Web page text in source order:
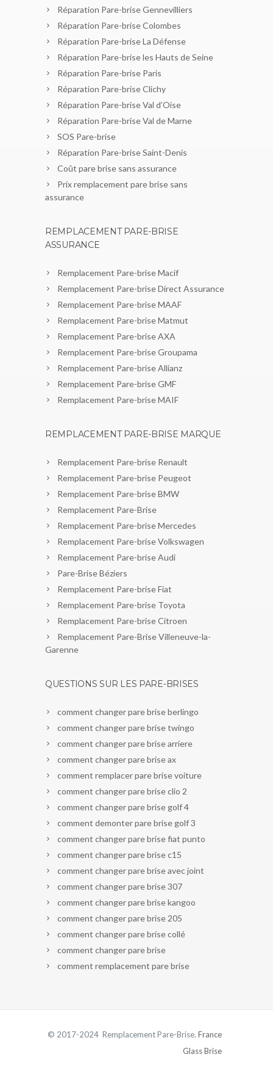
Réparation Pare-brise Gennevilliers
Réparation Pare-brise Colombes
Réparation Pare-brise La Défense
Réparation Pare-brise les Hauts de Seine
Réparation Pare-brise Paris
Réparation Pare-brise Clichy
Réparation Pare-brise Val d’Oise
Réparation Pare-brise Val de Marne
SOS Pare-brise
Réparation Pare-brise Saint-Denis
Coût pare brise sans assurance
Prix remplacement pare brise sans
assurance
REMPLACEMENT PARE-BRISE
ASSURANCE
Remplacement Pare-brise Macif
Remplacement Pare-brise Direct Assurance
Remplacement Pare-brise MAAF
Remplacement Pare-brise Matmut
Remplacement Pare-brise AXA
Remplacement Pare-brise Groupama
Remplacement Pare-brise Allianz
Remplacement Pare-brise GMF
Remplacement Pare-brise MAIF
REMPLACEMENT PARE-BRISE MARQUE
Remplacement Pare-brise Renault
Remplacement Pare-brise Peugeot
Remplacement Pare-brise BMW
Remplacement Pare-Brise
Remplacement Pare-brise Mercedes
Remplacement Pare-brise Volkswagen
Remplacement Pare-brise Audi
Pare-Brise Béziers
Remplacement Pare-brise Fiat
Remplacement Pare-brise Toyota
Remplacement Pare-brise Citroen
Remplacement Pare-Brise Villeneuve-la-
Garenne
QUESTIONS SUR LES PARE-BRISES
comment changer pare brise berlingo
comment changer pare brise twingo
comment changer pare brise arriere
comment changer pare brise ax
comment remplacer pare brise voiture
comment changer pare brise clio 2
comment changer pare brise golf 4
comment demonter pare brise golf 3
comment changer pare brise fiat punto
comment changer pare brise c15
comment changer pare brise avec joint
comment changer pare brise 307
comment changer pare brise kangoo
comment changer pare brise 205
comment changer pare brise collé
comment changer pare brise
comment remplacement pare brise
© 2017-2024 Remplacement Pare-Brise. France
Glass Brise